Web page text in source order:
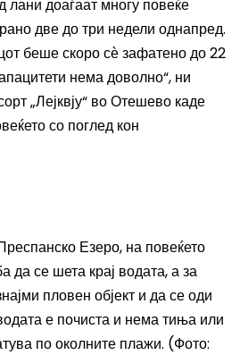
лани доаѓаат многу повеќе
две до три недели однапред.
беше скоро сѐ зафатено до 22
нема доволно“, ни
„Лејквју“ во Отешево каде
со поглед кон
Езеро, на повеќето
да се шета крај водата, а за
пловен објект и да се оди
е почиста и нема тиња или
по околните плажи. (Фото: